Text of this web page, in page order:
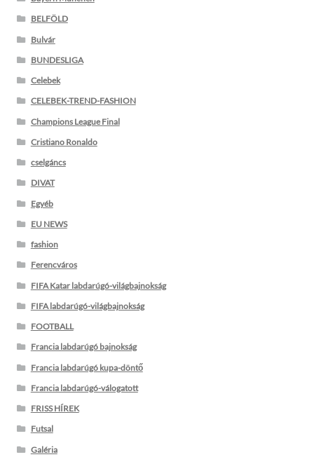
BELFÖLD
Bulvár
BUNDESLIGA
Celebek
CELEBEK-TREND-FASHION
Champions League Final
Cristiano Ronaldo
cselgáncs
DIVAT
Egyéb
EU NEWS
fashion
Ferencváros
FIFA Katar labdarúgó-világbajnokság
FIFA labdarúgó-világbajnokság
FOOTBALL
Francia labdarúgó bajnokság
Francia labdarúgó kupa-döntő
Francia labdarúgó-válogatott
FRISS HÍREK
Futsal
Galéria